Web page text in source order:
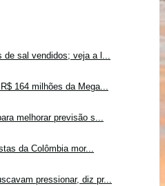
de sal vendidos; veja a l...
164 milhões da Mega...
melhorar previsão s...
da Colômbia mor...
pressionar, diz pr...